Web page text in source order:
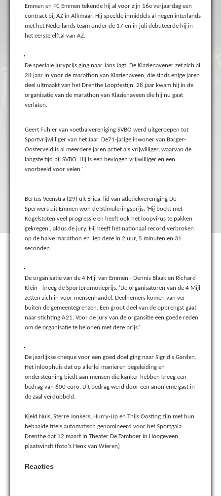
Emmen en FC Emmen tekende hij al voor zijn 16e verjaardag een
contract bij AZ in Alkmaar. Hij speelde inmiddels al negen interlands
met het Nederlands team onder de 17 en in juli debuteerde hij in
het eerste elftal van AZ.
De speciale juryprijs ging naar Jans Jagt. De Klazienavener zet zich al
28 jaar in voor de marathon van Klazienaveen, die sinds enige jaren
deel uitmaakt van het Drenthe Loopfestijn. 28 jaar kwam hij in de
organisatie van de marathon van Klazienaveen die hij nu gaat
verlaten.
Geert Fuhler van voetbalvereniging SVBO werd uitgeroepen tot
Sportvrijwilliger van het Jaar. De71-jarige inwoner van Barger-
Oosterveld is al meerdere jaren actief als vrijwilliger, waarvan de
langste tijd bij SVBO. Hij is een bevlogen vrijwilliger en een
voorbeeld voor velen.’
Bertus Veenstra (29) uit Erica, lid van atletiekvereniging De
Sperwers uit Emmen won de Stimuleringsprijs. ‘Hij boekt met
Kogelstoten veel progressie en heeft ook het loopvirus te pakken
gekregen', aldus de jury. Hij heeft het nationaal record verbroken
op de halve marathon en liep deze in 2 uur, 5 minuten en 31
seconden.
De organisatie van de 4 Mijl van Emmen - Dennis Blaak en Richard
Klein - kreeg de Sportpromotieprijs. ‘De organisatoren van de 4 Mijl
zetten zich in voor mensenhandel. Deelnemers komen van ver
buiten de gemeentegrenzen. Een groot deel van de opbrengst gaat
naar stichting A21. Voor de jury van de organsitie een goede reden
om de organisatie te belonen met deze prijs.’
De jaarlijkse cheque voor een goed doel ging naar Sigrid's Garden.
Het inloophuis dat op allerlei manieren begeleiding en
ondersteuning biedt aan mensen die kanker hebben kreeg een
bedrag van 600 euro. Dit bedrag werd door een anonieme gast in
de zaal verdubbeld.
Kjeld Nuis, Sterre Jonkers, Hurry-Up en Thijs Oosting zijn met hun
behaalde titels automatisch genomineerd voor het Sportgala
Drenthe dat 12 maart in Theater De Tamboer in Hoogeveen
plaatsvindt (foto's Henk van Wieren)
Reacties